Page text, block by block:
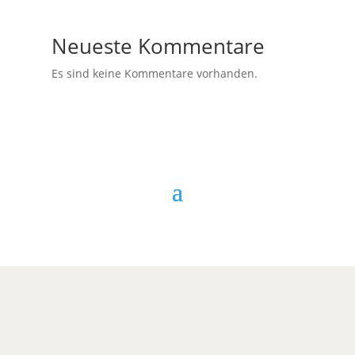
Neueste Kommentare
Es sind keine Kommentare vorhanden.